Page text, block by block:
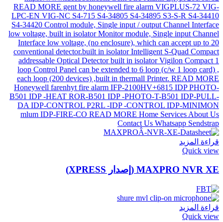
قراءة المزيد
Quick view
MAXPRO NVR XE (إصدار XPRESS)
قراءة المزيد
Quick view